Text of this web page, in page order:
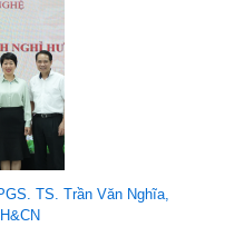
TS. Trần Văn Nghĩa,